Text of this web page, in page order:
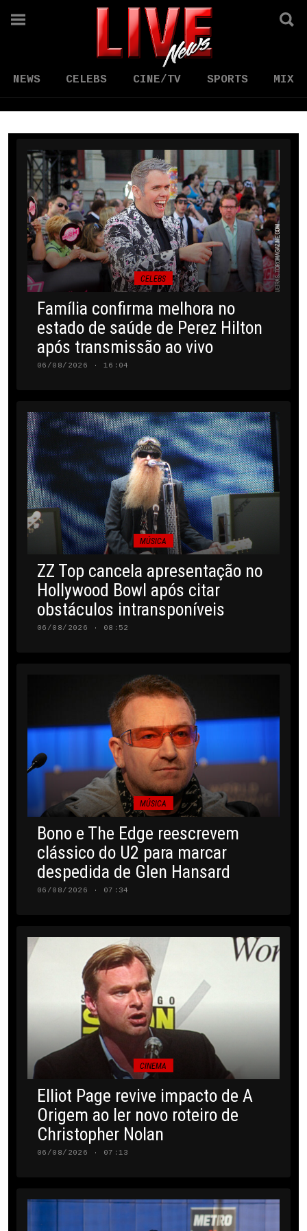
NEWS CELEBS CINE/TV SPORTS MIX
CELEBS
Família confirma melhora no
estado de saúde de Perez Hilton
após transmissão ao vivo
06/08/2026 · 16:04
MÚSICA
ZZ Top cancela apresentação no
Hollywood Bowl após citar
obstáculos intransponíveis
06/08/2026 · 08:52
MÚSICA
Bono e The Edge reescrevem
clássico do U2 para marcar
despedida de Glen Hansard
06/08/2026 · 07:34
CINEMA
Elliot Page revive impacto de A
Origem ao ler novo roteiro de
Christopher Nolan
06/08/2026 · 07:13